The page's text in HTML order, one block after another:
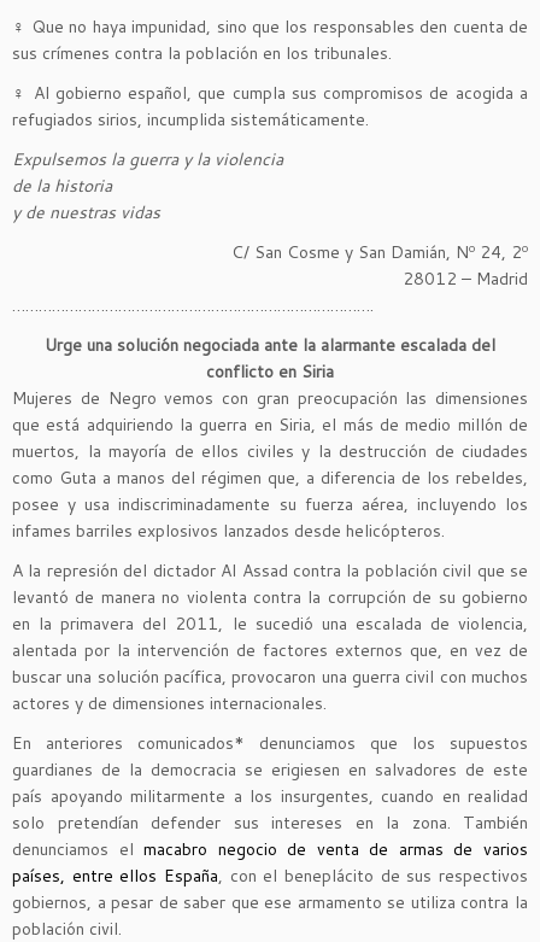
♀ Que no haya impunidad, sino que los responsables den cuenta de
sus crímenes contra la población en los tribunales.
♀ Al gobierno español, que cumpla sus compromisos de acogida a
refugiados sirios, incumplida sistemáticamente.
Expulsemos la guerra y la violencia
de la historia
y de nuestras vidas
C/ San Cosme y San Damián, Nº 24, 2º
28012 – Madrid
……………………………………………………………………….
Urge una solución negociada ante la alarmante escalada del
conflicto en Siria
Mujeres de Negro vemos con gran preocupación las dimensiones
que está adquiriendo la guerra en Siria, el más de medio millón de
muertos, la mayoría de ellos civiles y la destrucción de ciudades
como Guta a manos del régimen que, a diferencia de los rebeldes,
posee y usa indiscriminadamente su fuerza aérea, incluyendo los
infames barriles explosivos lanzados desde helicópteros.
A la represión del dictador Al Assad contra la población civil que se
levantó de manera no violenta contra la corrupción de su gobierno
en la primavera del 2011, le sucedió una escalada de violencia,
alentada por la intervención de factores externos que, en vez de
buscar una solución pacífica, provocaron una guerra civil con muchos
actores y de dimensiones internacionales.
En anteriores comunicados* denunciamos que los supuestos
guardianes de la democracia se erigiesen en salvadores de este
país apoyando militarmente a los insurgentes, cuando en realidad
solo pretendían defender sus intereses en la zona. También
denunciamos elmacabro negocio de venta de armas de varios
países, entre ellos España, con el beneplácito de sus respectivos
gobiernos, a pesar de saber que ese armamento se utiliza contra la
población civil.